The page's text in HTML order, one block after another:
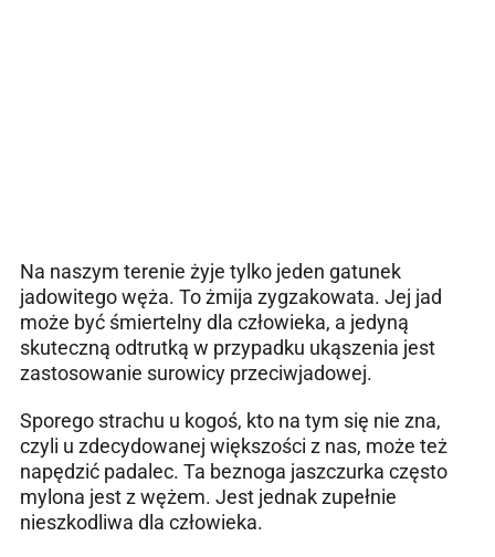
Na naszym terenie żyje tylko jeden gatunek
jadowitego węża. To żmija zygzakowata. Jej jad
może być śmiertelny dla człowieka, a jedyną
skuteczną odtrutką w przypadku ukąszenia jest
zastosowanie surowicy przeciwjadowej.
Sporego strachu u kogoś, kto na tym się nie zna,
czyli u zdecydowanej większości z nas, może też
napędzić padalec. Ta beznoga jaszczurka często
mylona jest z wężem. Jest jednak zupełnie
nieszkodliwa dla człowieka.